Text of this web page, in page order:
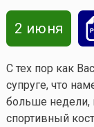
2 июня
С тех пор как
супруге, что
больше недели,
спортивный